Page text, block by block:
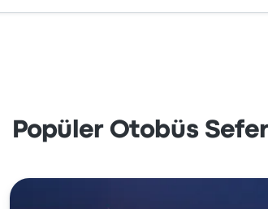
Popüler Otobüs